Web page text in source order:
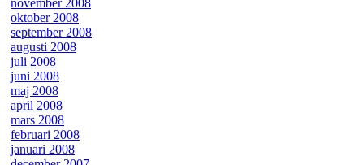
november 2008
oktober 2008
september 2008
augusti 2008
juli 2008
juni 2008
maj 2008
april 2008
mars 2008
februari 2008
januari 2008